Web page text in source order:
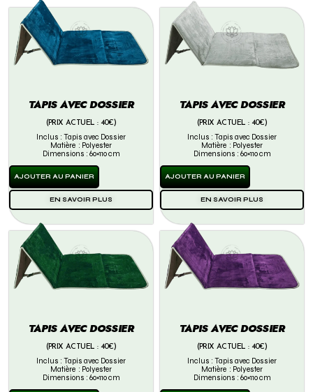
TAPIS AVEC DOSSIER
(PRIX ACTUEL : 40€)
Inclus : Tapis avec Dossier
Matière : Polyester
Dimensions : 60×110 cm
AJOUTER AU PANIER
EN SAVOIR PLUS
TAPIS AVEC DOSSIER
(PRIX ACTUEL : 40€)
Inclus : Tapis avec Dossier
Matière : Polyester
Dimensions : 60×110 cm
AJOUTER AU PANIER
EN SAVOIR PLUS
TAPIS AVEC DOSSIER
(PRIX ACTUEL : 40€)
Inclus : Tapis avec Dossier
Matière : Polyester
Dimensions : 60×110 cm
TAPIS AVEC DOSSIER
(PRIX ACTUEL : 40€)
Inclus : Tapis avec Dossier
Matière : Polyester
Dimensions : 60×110 cm